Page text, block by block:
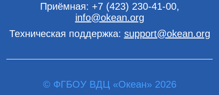
Приёмная: +7 (423) 230-41-00,
info@okean.org
Техническая поддержка: support@okean.org
© ФГБОУ ВДЦ «Океан» 2026